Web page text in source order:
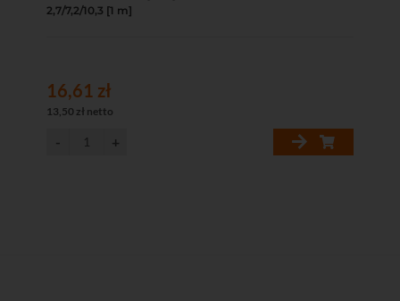
2,7/7,2/10,3 [1 m]
16,61 zł
13,50 zł netto